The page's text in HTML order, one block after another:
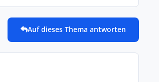
Auf dieses Thema antworten